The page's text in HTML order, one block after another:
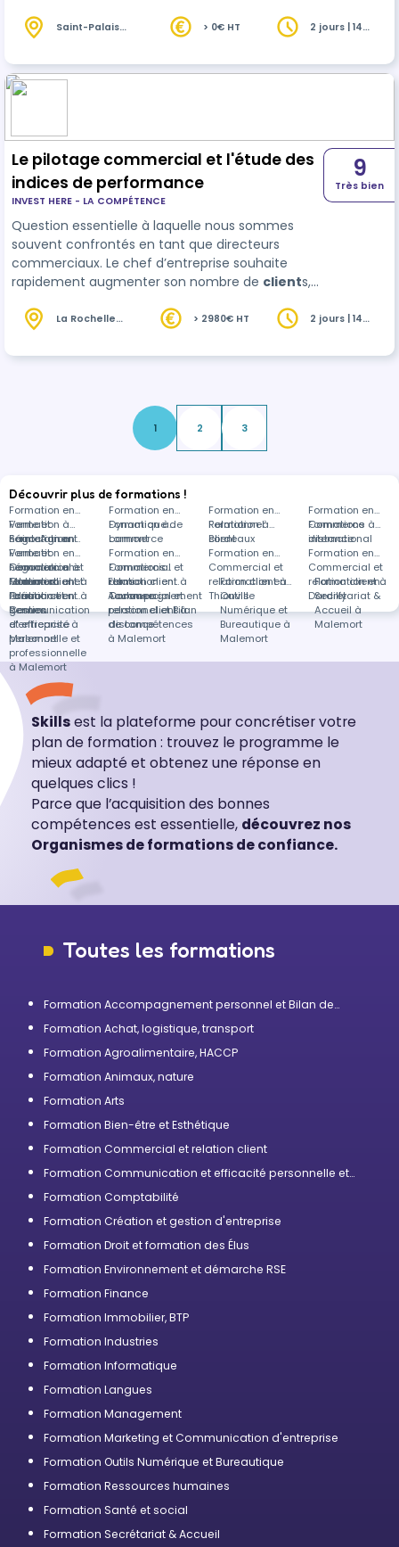
vendre, gérer, analyser et anticiper : les
nombreuses, variées, nécessitent des
compétences d'organisation, d'analyse, de
Saint-Palais
> 0€ HT
2 jours | 14
Le pilotage commercial et l'étude des
indices de performance
INVEST HERE - LA COMPÉTENCE
Question essentielle à laquelle nous sommes
souvent confrontés en tant que directeurs
commerciaux. Le chef d’entreprise souhaite
rapidement augmenter son nombre de clients,
entreprise. Ce module a pour objectif de
bien des opportunités d’affaires et de vente. Il
9
Très bien
La Rochelle
> 2980€ HT
2 jours | 14
1 2 3
Découvrir plus de formations !
Formation en
Vente et
négociation
Formation en
Dynamique de
commerce
Formation en
Relationnel
client
Formation en
Commerce
international
Formation à
Saint-Agnant
Formation à
Lormont
Formation à
Bordeaux
Formations à
distance
Formation en
Vente et
négociation à
Malemort
Formation en
Commercial et
relation client à
Paris
Formation en
Commercial et
relation client à
Toulouse
Formation en
Commercial et
relation client à
Thionville
Formation en
Commercial et
relation client à
Dardilly
Formation en
Commercial et
relation client à
Rennes
Formations
dans
Commercial et
relation client à
distance
Formation en
Création et
gestion
d'entreprise à
Malemort
Formation en
Accompagnement
personnel et Bilan
de compétences
à Malemort
Formation en
Outils
Numérique et
Bureautique à
Malemort
Formation en
Secrétariat &
Accueil à
Malemort
Formation en
Communication
et efficacité
personnelle et
professionnelle
à Malemort
Skillsest la plateforme pour concrétiser votre
plan de formation : trouvez le programme le
mieux adapté et obtenez une réponse en
quelques clics !
Parce que l’acquisition des bonnes
compétences est essentielle, découvrez nos
Organismes de formations de confiance.
Toutes les formations
Formation Accompagnement personnel et Bilan de
Formation Achat, logistique, transport
Formation Agroalimentaire, HACCP
Formation Animaux, nature
Formation Arts
Formation Bien-être et Esthétique
Formation Commercial et relation client
Formation Communication et efficacité personnelle et
Formation Comptabilité
Formation Création et gestion d'entreprise
Formation Droit et formation des Élus
Formation Environnement et démarche RSE
Formation Finance
Formation Immobilier, BTP
Formation Industries
Formation Informatique
Formation Langues
Formation Management
Formation Marketing et Communication d'entreprise
Formation Outils Numérique et Bureautique
Formation Ressources humaines
Formation Santé et social
Formation Secrétariat & Accueil